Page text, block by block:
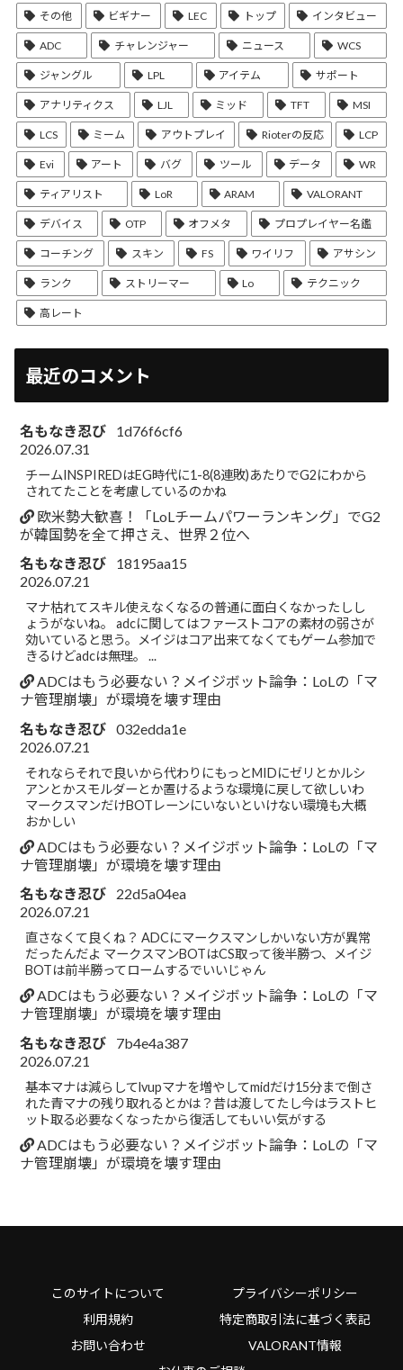
その他 ビギナー LEC トップ インタビュー
ADC チャレンジャー ニュース WCS
ジャングル LPL アイテム サポート
アナリティクス LJL ミッド TFT MSI
LCS ミーム アウトプレイ Rioterの反応 LCP
Evi アート バグ ツール データ WR
ティアリスト LoR ARAM VALORANT
デバイス OTP オフメタ プロプレイヤー名鑑
コーチング スキン FS ワイリフ アサシン
ランク ストリーマー Lo テクニック
高レート
最近のコメント
名もなき忍び
1d76f6cf6
2026.07.31
チームINSPIREDはEG時代に1-8(8連敗)あたりでG2にわから
されてたことを考慮しているのかね
欧米勢大歓喜！「LoLチームパワーランキング」でG2
が韓国勢を全て押さえ、世界２位へ
名もなき忍び
18195aa15
2026.07.21
マナ枯れてスキル使えなくなるの普通に面白くなかったしし
ょうがないね。 adcに関してはファーストコアの素材の弱さが
効いていると思う。メイジはコア出来てなくてもゲーム参加で
きるけどadcは無理。 ...
ADCはもう必要ない？メイジボット論争：LoLの「マ
ナ管理崩壊」が環境を壊す理由
名もなき忍び 032edda1e
2026.07.21
それならそれで良いから代わりにもっとMIDにゼリとかルシ
アンとかスモルダーとか置けるような環境に戻して欲しいわ
マークスマンだけBOTレーンにいないといけない環境も大概
おかしい
ADCはもう必要ない？メイジボット論争：LoLの「マ
ナ管理崩壊」が環境を壊す理由
名もなき忍び
22d5a04ea
2026.07.21
直さなくて良くね？ ADCにマークスマンしかいない方が異常
だったんだよ マークスマンBOTはCS取って後半勝つ、メイジ
BOTは前半勝ってロームするでいいじゃん
ADCはもう必要ない？メイジボット論争：LoLの「マ
ナ管理崩壊」が環境を壊す理由
名もなき忍び
7b4e4a387
2026.07.21
基本マナは減らしてlvupマナを増やしてmidだけ15分まで倒さ
れた青マナの残り取れるとかは？昔は渡してたし今はラストヒ
ット取る必要なくなったから復活してもいい気がする
ADCはもう必要ない？メイジボット論争：LoLの「マ
ナ管理崩壊」が環境を壊す理由
このサイトについて
プライバシーポリシー
利用規約
特定商取引法に基づく表記
お問い合わせ
VALORANT情報